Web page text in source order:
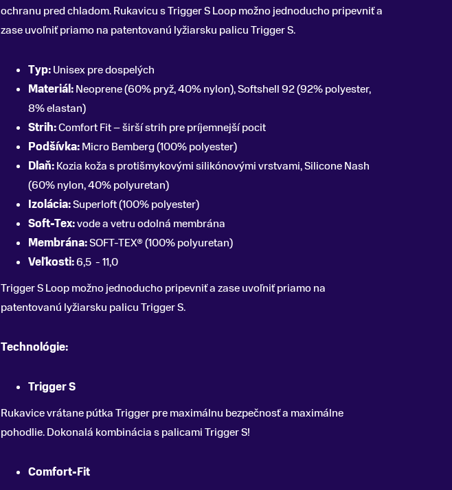
ochranu pred chladom.Rukavicu s Trigger S Loop možno jednoducho pripevniť a
zase uvoľniť priamo na patentovanú lyžiarsku palicu Trigger S.
Typ:Unisex pre dospelých
Materiál:Neoprene (60% pryž, 40% nylon), Softshell 92 (92% polyester,
8% elastan)
Strih:Comfort Fit – širší strih pre príjemnejší pocit
Podšívka:Micro Bemberg (100% polyester)
Dlaň:Kozia koža s protišmykovými silikónovými vrstvami,Silicone Nash
(60% nylon, 40% polyuretan)
Izolácia:Superloft (100% polyester)
Soft-Tex:vode a vetru odolná membrána
Membrána:SOFT-TEX® (100% polyuretan)
Veľkosti:6,5 - 11,0
Trigger S Loop možno jednoducho pripevniť a zase uvoľniť priamo na
patentovanú lyžiarsku palicu Trigger S.
Technológie:
Trigger S
Rukavice vrátane pútka Trigger pre maximálnu bezpečnosť a maximálne
pohodlie. Dokonalá kombinácia s palicami Trigger S!
Comfort-Fit